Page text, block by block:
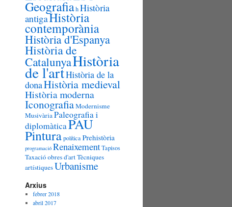
GeografiahHistòria
antigaHistòria
contemporània
Història d'Espanya
Història de
CatalunyaHistòria
de l'artHistòria de la
donaHistòria medieval
Història moderna
IconografiaModernisme
MusivàriaPaleografia i
diplomàticaPAU
Pinturapolítica Prehistòria
programació RenaixementTapisos
Taxació obres d'artTècniques
artístiquesUrbanisme
Arxius
febrer 2018
abril 2017